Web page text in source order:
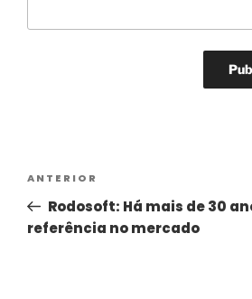
ANTERIOR
Rodosoft: Há mais de 30
referência no mercado